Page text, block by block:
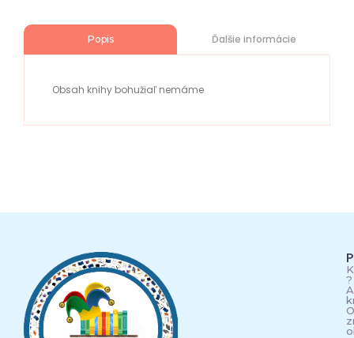
Popis Ďalšie informácie
Obsah knihy bohužiaľ nemáme
?